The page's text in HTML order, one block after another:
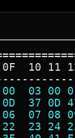
10 11
03
37
07
23